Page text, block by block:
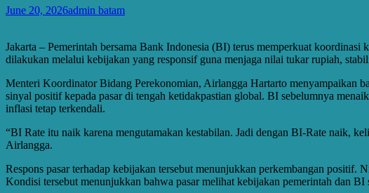
June 20, 2026admin batam
Jakarta – Pemerintah bersama Bank Indonesia (BI) terus memperkuat
dilakukan melalui kebijakan yang responsif guna menjaga nilai tukar rupiah,
Menteri Koordinator Bidang Perekonomian, Airlangga Hartarto menyampaikan
sinyal positif kepada pasar di tengah ketidakpastian global. BI sebelumnya
inflasi tetap terkendali.
“BI Rate itu naik karena mengutamakan kestabilan. Jadi dengan BI-Rate naik,
Airlangga.
Respons pasar terhadap kebijakan tersebut menunjukkan perkembangan
Kondisi tersebut menunjukkan bahwa pasar melihat kebijakan pemerintah dan